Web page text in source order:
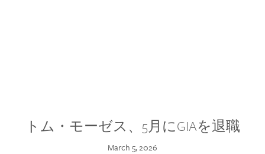
トム・モーゼス、5月にGIAを退職
March 5, 2026